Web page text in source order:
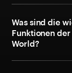
Was sind die
Funktionen
World?